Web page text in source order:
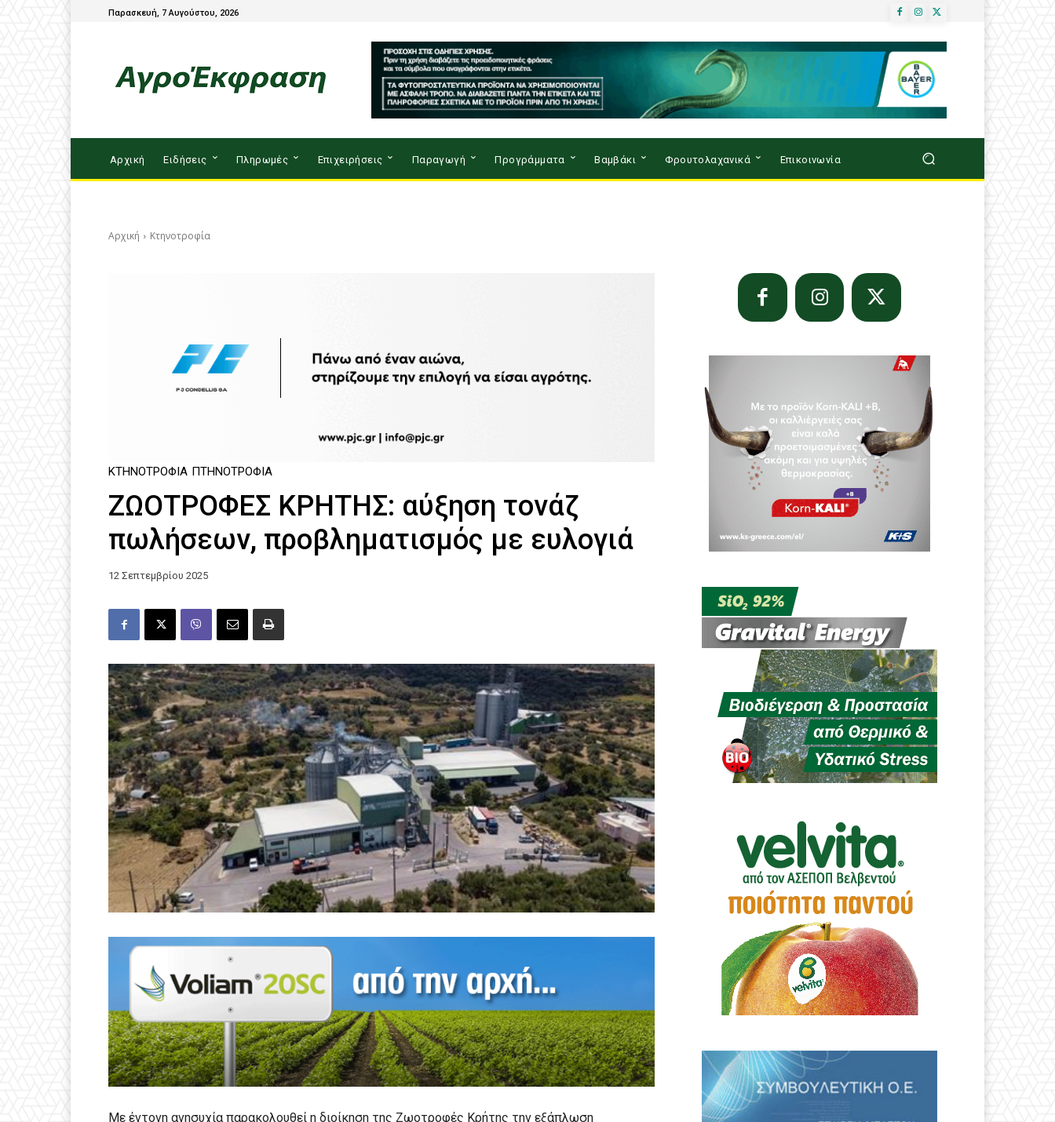
Παρασκευή, 7 Αυγούστου, 2026
Αρχική Ειδήσεις Πληρωμές Επιχειρήσεις Παραγωγή Προγράμματα Βαμβάκι Φρουτολαχανικά Επικοινωνία
Αρχική Κτηνοτροφία
ΚΤΗΝΟΤΡΟΦΊΑ ΠΤΗΝΟΤΡΟΦΊΑ
ΖΩΟΤΡΟΦΕΣ ΚΡΗΤΗΣ: αύξηση τονάζ
πωλήσεων, προβληματισμός με ευλογιά
12 Σεπτεμβρίου 2025
Με έντονη ανησυχία παρακολουθεί η διοίκηση της Ζωοτροφές Κρήτης την εξάπλωση